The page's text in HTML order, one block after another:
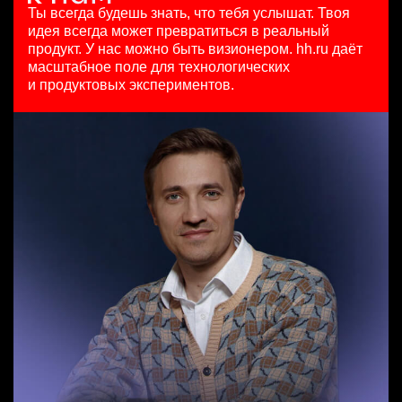
6 авг. 2026
з/п не указана
Москва
HeadHunter::Коммерческий департамент
125000 - 175000 ₽
Ярославль
Старший специалист телемаркетинга
HeadHunter::Телефонные продажи
29 июл. 2026
450000 ₽
Москва
Ты всегда будешь знать, что тебя услышат. Твоя
идея всегда может превратиться в реальный
продукт. У нас можно быть визионером. hh.ru даёт
масштабное поле для технологических
и продуктовых экспериментов.